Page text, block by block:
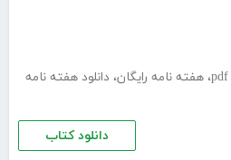
، هفته نامه رایگان، دانلود هفته نامه
دانلود کتاب